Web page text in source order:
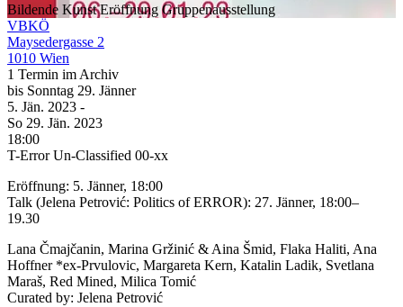
Bildende KunstEröffnungGruppenausstellung
VBKÖ
Maysedergasse 2
1010 Wien
1 Termin im Archiv
bis Sonntag 29. Jänner
5. Jän. 2023 -
So 29. Jän. 2023
18:00
T-Error Un-Classified 00-xx
Eröffnung: 5. Jänner, 18:00
Talk (Jelena Petrović: Politics of ERROR): 27. Jänner, 18:00–
19.30
Lana Čmajčanin, Marina Gržinić & Aina Šmid, Flaka Haliti, Ana
Hoffner *ex-Prvulovic, Margareta Kern, Katalin Ladik, Svetlana
Maraš, Red Mined, Milica Tomić
Curated by: Jelena Petrović